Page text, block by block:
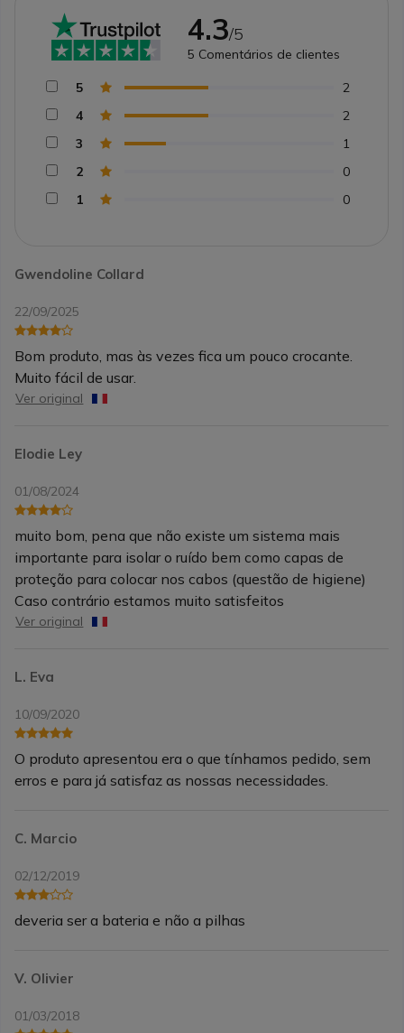
Gwendoline Collard
22/09/2025
Bom produto, mas às vezes fica um pouco crocante.
Muito fácil de usar.
Ver original
Elodie Ley
01/08/2024
muito bom, pena que não existe um sistema mais
importante para isolar o ruído bem como capas de
proteção para colocar nos cabos (questão de higiene)
Caso contrário estamos muito satisfeitos
Ver original
L. Eva
10/09/2020
O produto apresentou era o que tínhamos pedido, sem
erros e para já satisfaz as nossas necessidades.
C. Marcio
02/12/2019
deveria ser a bateria e não a pilhas
V. Olivier
01/03/2018
4.3/5
5 Comentários de clientes
5
2
4
2
3
1
2
0
1
0